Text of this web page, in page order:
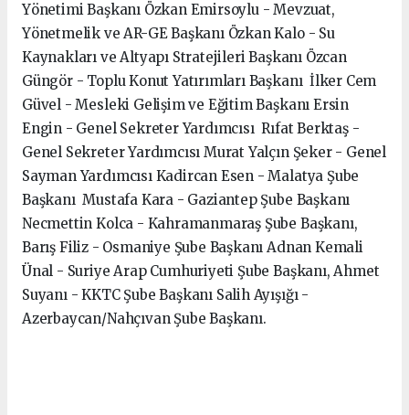
Yönetimi Başkanı Özkan Emirsoylu - Mevzuat,
Yönetmelik ve AR-GE Başkanı Özkan Kalo - Su
Kaynakları ve Altyapı Stratejileri Başkanı Özcan
Güngör - Toplu Konut Yatırımları Başkanı İlker Cem
Güvel - Mesleki Gelişim ve Eğitim Başkanı Ersin
Engin - Genel Sekreter Yardımcısı Rıfat Berktaş -
Genel Sekreter Yardımcısı Murat Yalçın Şeker - Genel
Sayman Yardımcısı Kadircan Esen - Malatya Şube
Başkanı Mustafa Kara - Gaziantep Şube Başkanı
Necmettin Kolca - Kahramanmaraş Şube Başkanı,
Barış Filiz - Osmaniye Şube Başkanı Adnan Kemali
Ünal - Suriye Arap Cumhuriyeti Şube Başkanı, Ahmet
Suyanı - KKTC Şube Başkanı Salih Ayışığı -
Azerbaycan/Nahçıvan Şube Başkanı.